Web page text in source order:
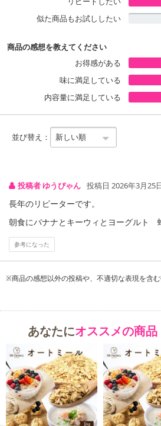
似た商品もお試ししたい
商品の感想を教えてください
お得感がある
味に満足している
内容量に満足している
並び替え：
投稿者 ゆうぴゃん 投稿日 2026年3月25
長年のリピーターです。
朝食にバナナとキーウィとヨーグルト
参考になった
※商品の感想以外の投稿や、不適切な表現を含
あなたにオススメの商品